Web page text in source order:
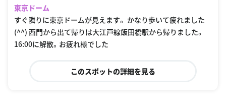
東京ドーム
すぐ隣りに東京ドームが見えます。 かなり歩いて疲れました
(^^) 西門から出て帰りは大江戸線飯田橋駅から帰りました。
16:00に解散。お疲れ様でした
このスポットの詳細を見る